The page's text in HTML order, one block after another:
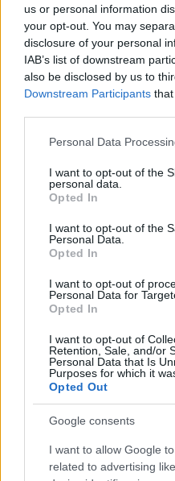
us or personal information
your opt-out. You may
disclosure of your personal
IAB’s list of downstream
also be disclosed by us to
Downstream Participants
Please note that this
not limited to your visit or
grant or deny consent to
use your data for below
consent section.
Personal Data
I want to opt-out of the
personal data.
Opted In
I want to opt-out of the
Personal Data.
Opted In
I want to opt-out of
Personal Data for
Opted In
I want to opt-out of
Retention, Sale, and/or
Personal Data that Is
Purposes for which it
Opted Out
Google consents
I want to allow Google
related to advertising
A békés többség
ostroma
volankombi•2012. január 03.
demokráciaféltők,
akarta-e bárki
kérdés motoszkált
Dajcstomi szerint
egységét
Fent és Lent•2011. április 26.
Dajcstomi a maga
elismeri yamm.hu-s
alaptörvény, amit
alapvetően megosztja a
hogy az állítólagos fél
Köcsög ország